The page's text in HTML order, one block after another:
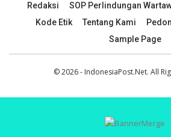
Redaksi SOP Perlindungan
Kode Etik
Tentang Kami
Sample Page
© 2026 - IndonesiaPost.Net. All